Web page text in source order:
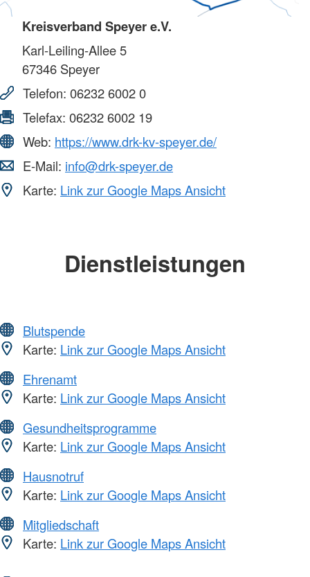
Kreisverband Speyer e.V.
Karl-Leiling-Allee 5
67346 Speyer
Telefon: 06232 6002 0
Telefax: 06232 6002 19
Web: https://www.drk-kv-speyer.de/
E-Mail: info@drk-speyer.de
Karte: Link zur Google Maps Ansicht
Dienstleistungen
Blutspende
Karte: Link zur Google Maps Ansicht
Ehrenamt
Karte: Link zur Google Maps Ansicht
Gesundheitsprogramme
Karte: Link zur Google Maps Ansicht
Hausnotruf
Karte: Link zur Google Maps Ansicht
Mitgliedschaft
Karte: Link zur Google Maps Ansicht